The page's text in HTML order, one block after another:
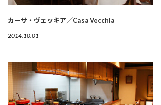
カーサ・ヴェッキア／Casa Vecchia
2014.10.01